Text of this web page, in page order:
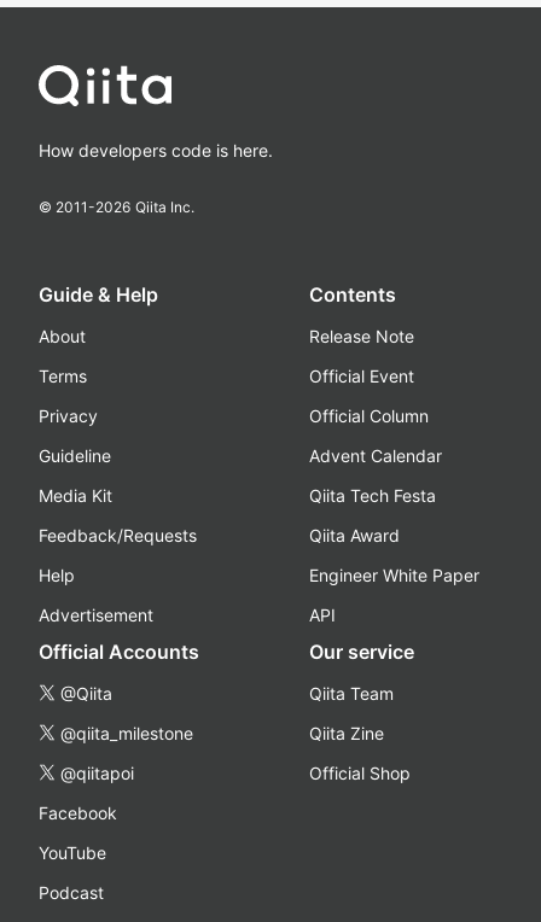
How developers code is here.
© 2011-2026 Qiita Inc.
Guide & Help
About
Terms
Privacy
Guideline
Media Kit
Feedback/Requests
Help
Advertisement
Contents
Release Note
Official Event
Official Column
Advent Calendar
Qiita Tech Festa
Qiita Award
Engineer White Paper
API
Official Accounts
@Qiita
@qiita_milestone
@qiitapoi
Facebook
YouTube
Podcast
Our service
Qiita Team
Qiita Zine
Official Shop